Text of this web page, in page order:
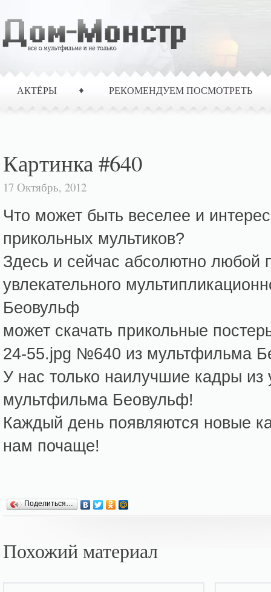
АКТЁРЫ РЕКОМЕНДУЕМ ПОСМОТРЕТЬ
Картинка #640
17 Октябрь, 2012
Что может быть веселее и
прикольных мультиков?
Здесь и сейчас абсолютно любой
увлекательного
Беовульф
может скачать прикольные
24-55.jpg №640 из мультфильма
У нас только наилучшие кадры из
мультфильма Беовульф!
Каждый день появляются новые
нам почаще!
Поделиться…
Похожий материал